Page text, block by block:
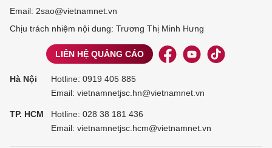
Email: 2sao@vietnamnet.vn
Chịu trách nhiệm nội dung: Trương Thị Minh Hưng
LIÊN HỆ QUẢNG CÁO
Hà Nội Hotline: 0919 405 885
Email: vietnamnetjsc.hn@vietnamnet.vn
TP. HCM Hotline: 028 38 181 436
Email: vietnamnetjsc.hcm@vietnamnet.vn